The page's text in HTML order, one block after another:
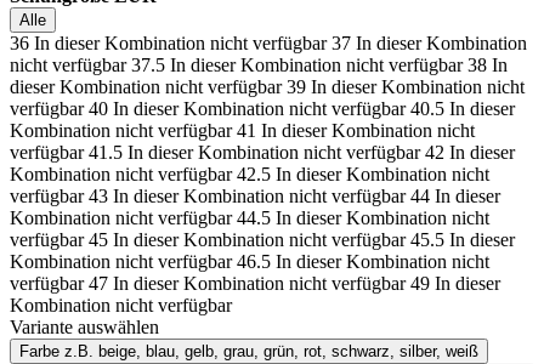
Alle
36 In dieser Kombination nicht verfügbar 37 In dieser Kombination
nicht verfügbar 37.5 In dieser Kombination nicht verfügbar 38 In
dieser Kombination nicht verfügbar 39 In dieser Kombination nicht
verfügbar 40 In dieser Kombination nicht verfügbar 40.5 In dieser
Kombination nicht verfügbar 41 In dieser Kombination nicht
verfügbar 41.5 In dieser Kombination nicht verfügbar 42 In dieser
Kombination nicht verfügbar 42.5 In dieser Kombination nicht
verfügbar 43 In dieser Kombination nicht verfügbar 44 In dieser
Kombination nicht verfügbar 44.5 In dieser Kombination nicht
verfügbar 45 In dieser Kombination nicht verfügbar 45.5 In dieser
Kombination nicht verfügbar 46.5 In dieser Kombination nicht
verfügbar 47 In dieser Kombination nicht verfügbar 49 In dieser
Kombination nicht verfügbar
Variante auswählen
Farbe z.B. beige, blau, gelb, grau, grün, rot, schwarz, silber, weiß